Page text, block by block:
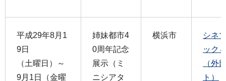
平成29年8月1
9日
（土曜日）～
9月1日（金曜
姉妹都市4
0周年記念
展示（ミ
ニシアタ
横浜市
シネ
ック
（外
ト）